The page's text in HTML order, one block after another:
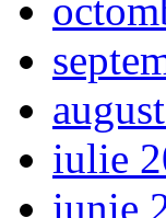
iulie
iunie